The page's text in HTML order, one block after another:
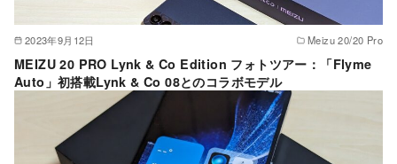
2023年9月12日 Meizu 20/20 Pro
MEIZU 20 PRO Lynk & Co Edition フォトツアー：「Flyme
Auto」初搭載Lynk & Co 08とのコラボモデル